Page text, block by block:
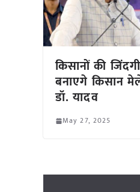
किसानों की
बनाएगे किसान
डॉ. यादव
May 27, 2025